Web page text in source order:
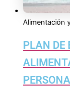
Alimentación
PLAN DE